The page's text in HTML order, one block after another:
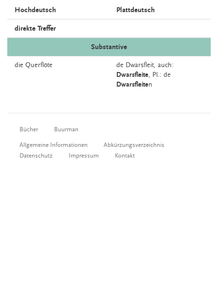
Hochdeutsch Plattdeutsch
direkte Treffer
Substantive
die Querflöte de Dwarsfleit, auch:
Dwarsfleite, Pl.: de
Dwarsfleiten
Bücher Buurman
Allgemeine Informationen
Abkürzungsverzeichnis
Datenschutz
Impressum Kontakt